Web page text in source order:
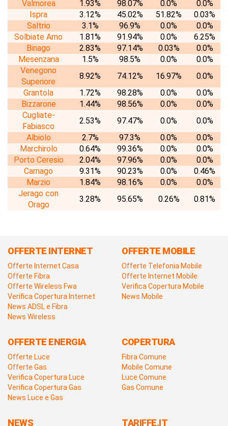
Valmorea
1.93% 98.07% 0.0%
0.0%
Ispra
3.12% 45.02% 51.82%
0.03%
Saltrio
3.1% 96.9% 0.0%
0.0%
Solbiate Arno
1.81% 91.94% 0.0%
6.25%
Binago
2.83% 97.14% 0.03%
0.0%
Mesenzana
1.5% 98.5% 0.0%
0.0%
Venegono
Superiore
8.92% 74.12% 16.97%
0.0%
Grantola
1.72% 98.28% 0.0%
0.0%
Bizzarone
1.44% 98.56% 0.0%
0.0%
Cugliate-
Fabiasco
2.53% 97.47% 0.0%
0.0%
Albiolo
2.7% 97.3% 0.0%
0.0%
Marchirolo
0.64% 99.36% 0.0%
0.0%
Porto Ceresio
2.04% 97.96% 0.0%
0.0%
Carnago
9.31% 90.23% 0.0%
0.46%
Marzio
1.84% 98.16% 0.0%
0.0%
Jerago con
Orago
3.28% 95.65% 0.26% 0.81%
OFFERTE INTERNET
Offerte Internet Casa
Offerte Fibra
Offerte Wireless Fwa
Verifica Copertura Internet
News ADSL e Fibra
News Wireless
OFFERTE MOBILE
Offerte Telefonia Mobile
Offerte Internet Mobile
Verifica Copertura Mobile
News Mobile
OFFERTE ENERGIA
Offerte Luce
Offerte Gas
Verifica Copertura Luce
Verifica Copertura Gas
News Luce e Gas
COPERTURA
Fibra Comune
Mobile Comune
Luce Comune
Gas Comune
NEWS TARIFFE.IT